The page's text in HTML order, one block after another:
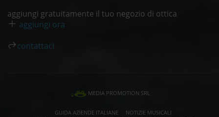
aggiungi gratuitamente il tuo negozio di ottica
aggiungi ora
contattaci
MEDIA PROMOTION SRL
GUIDA AZIENDE ITALIANE
NOTIZIE MUSICALI